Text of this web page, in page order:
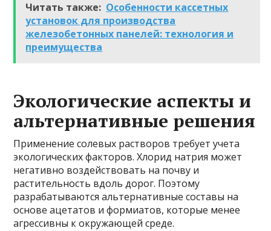
Читать также: Особенности кассетных
установок для производства
железобетонных панелей: технология и
преимущества
Экологические аспекты и
альтернативные решения
Применение солевых растворов требует учета
экологических факторов. Хлорид натрия может
негативно воздействовать на почву и
растительность вдоль дорог. Поэтому
разрабатываются альтернативные составы на
основе ацетатов и формиатов, которые менее
агрессивны к окружающей среде.